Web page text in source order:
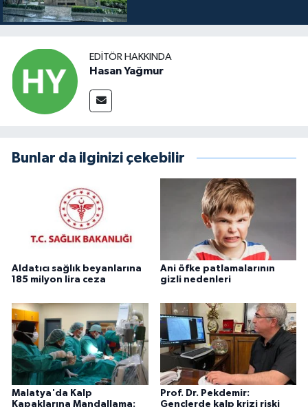
EDITÖR HAKKINDA
Hasan Yağmur
Bunlar da ilginizi çekebilir
Aldatıcı sağlık beyanlarına
185 milyon lira ceza
Ani öfke patlamalarının
gizli nedenleri
Malatya'da Kalp
Kapaklarına Mandallama:
Prof. Dr. Pekdemir:
Gençlerde kalp krizi riski